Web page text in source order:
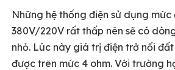
Những hệ thống điện sử dụng mức
380V/220V rất thấp nên sẽ có
nhỏ. Lúc này giá trị điện trở nối
được trên mức 4 ohm. Với trường